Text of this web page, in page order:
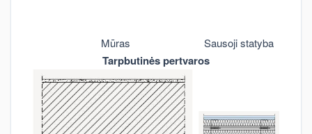
Mūras Sausoji statyba
Tarpbutinės pertvaros